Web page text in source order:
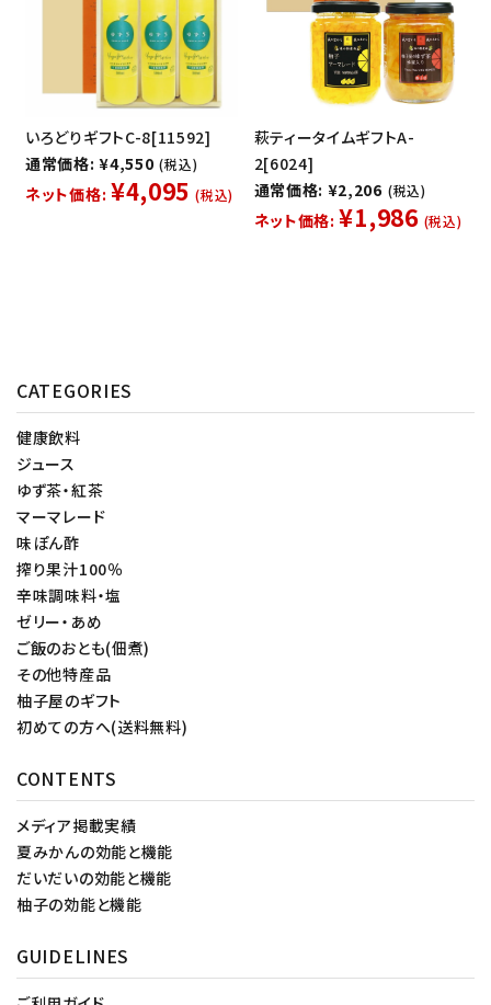
いろどりギフトC-8[11592]
通常価格: ¥4,550 (税込)
ネット価格: ¥4,095 (税込)
萩ティータイムギフトA-
2[6024]
通常価格: ¥2,206 (税込)
ネット価格: ¥1,986 (税込)
CATEGORIES
健康飲料
ジュース
ゆず茶・紅茶
マーマレード
味ぽん酢
搾り果汁100％
辛味調味料・塩
ゼリー・あめ
ご飯のおとも(佃煮)
その他特産品
柚子屋のギフト
初めての方へ(送料無料)
CONTENTS
メディア掲載実績
夏みかんの効能と機能
だいだいの効能と機能
柚子の効能と機能
GUIDELINES